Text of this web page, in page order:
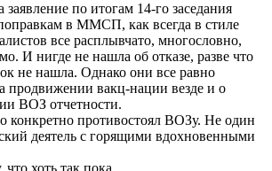
заявление по итогам 14-го заседания
в ММСП, как всегда в стиле
все расплывчато, многословно,
И нигде не нашла об отказе, разве что
не нашла. Однако они все равно
продвижении вакц-нации везде и о
ВОЗ отчетности.
конкретно противостоял ВОЗу. Не один
деятель с горящими вдохновенными